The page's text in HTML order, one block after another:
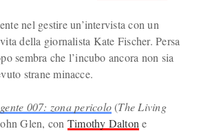
nel gestire un’intervista con un
della giornalista Kate Fischer. Persa
sembra che l’incubo ancora non sia
strane minacce.
007: zona pericolo(The Living
Glen, con Timothy Dalton e